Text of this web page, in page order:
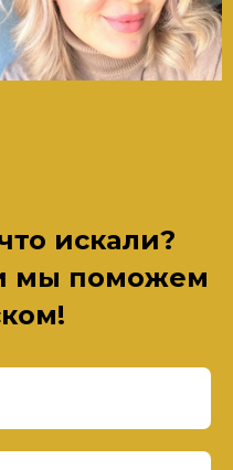
искали?
мы поможем